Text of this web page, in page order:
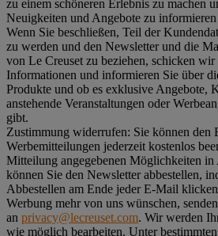
zu einem schöneren Erlebnis zu machen
Neuigkeiten und Angebote zu informieren
Wenn Sie beschließen, Teil der
zu werden und den Newsletter und die
von Le Creuset zu beziehen, schicken wir
Informationen und informieren Sie über
Produkte und ob es exklusive Angebote,
anstehende Veranstaltungen oder
gibt.
Zustimmung widerrufen: Sie können den
Werbemitteilungen jederzeit kostenlos
Mitteilung angegebenen Möglichkeiten in
können Sie den Newsletter abbestellen,
Abbestellen am Ende jeder E-Mail
Werbung mehr von uns wünschen,
an privacy@lecreuset.com. Wir werden
wie möglich bearbeiten. Unter